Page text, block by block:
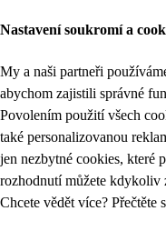
Nastavení soukromí a
My a naši partneři
abychom zajistili správné
Povolením použití všech
také personalizovanou
jen nezbytné cookies, které
rozhodnutí můžete kdykoliv
Chcete vědět více? Přečtěte